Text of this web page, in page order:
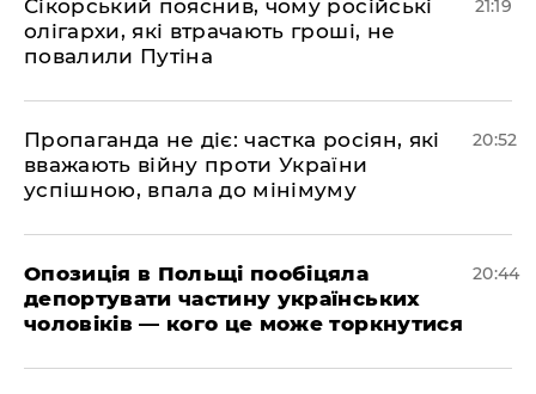
​Сікорський пояснив, чому російські
олігархи, які втрачають гроші, не
повалили Путіна
21:19
​Пропаганда не діє: частка росіян, які
вважають війну проти України
успішною, впала до мінімуму
20:52
​Опозиція в Польщі пообіцяла
депортувати частину українських
чоловіків — кого це може торкнутися
20:44